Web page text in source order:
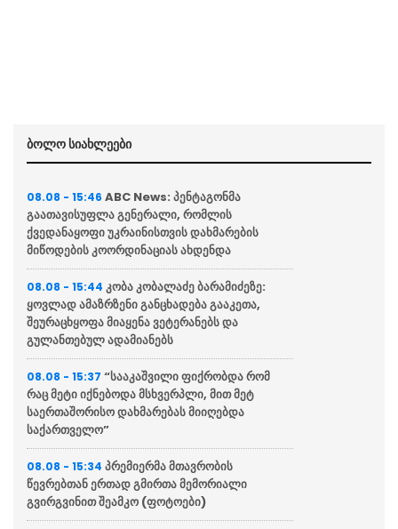
ბოლო სიახლეები
08.08 - 15:46 ABC News: პენტაგონმა
გაათავისუფლა გენერალი, რომლის
ქვედანაყოფი უკრაინისთვის დახმარების
მიწოდების კოორდინაციას ახდენდა
08.08 - 15:44 კობა კობალაძე ბარამიძეზე:
ყოვლად ამაზრზენი განცხადება გააკეთა,
შეურაცხყოფა მიაყენა ვეტერანებს და
გულანთებულ ადამიანებს
08.08 - 15:37 “სააკაშვილი ფიქრობდა რომ
რაც მეტი იქნებოდა მსხვერპლი, მით მეტ
საერთაშორისო დახმარებას მიიღებდა
საქართველო”
08.08 - 15:34 პრემიერმა მთავრობის
წევრებთან ერთად გმირთა მემორიალი
გვირგვინით შეამკო (ფოტოები)